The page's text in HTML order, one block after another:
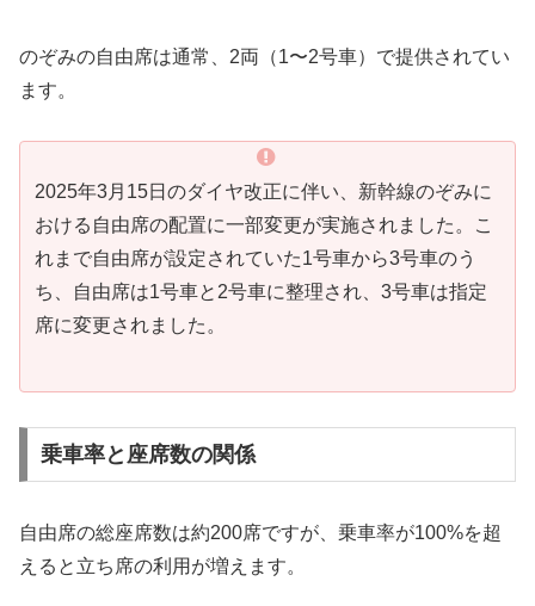
のぞみの自由席は通常、2両（1〜2号車）で提供されてい
ます。
2025年3月15日のダイヤ改正に伴い、新幹線のぞみに
おける自由席の配置に一部変更が実施されました。こ
れまで自由席が設定されていた1号車から3号車のう
ち、自由席は1号車と2号車に整理され、3号車は指定
席に変更されました。
乗車率と座席数の関係
自由席の総座席数は約200席ですが、乗車率が100%を超
えると立ち席の利用が増えます。